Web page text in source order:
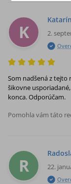
K 2.
Som nadšená z tejto
šikovne
konca. Odporúčam.
Pomohla vám táto
R 22.